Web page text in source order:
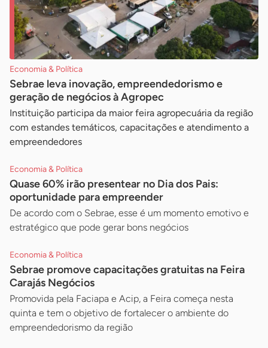
Economia & Política
Sebrae leva inovação, empreendedorismo e
geração de negócios à Agropec
Instituição participa da maior feira agropecuária da região
com estandes temáticos, capacitações e atendimento a
empreendedores
Economia & Política
Quase 60% irão presentear no Dia dos Pais:
oportunidade para empreender
De acordo com o Sebrae, esse é um momento emotivo e
estratégico que pode gerar bons negócios
Economia & Política
Sebrae promove capacitações gratuitas na Feira
Carajás Negócios
Promovida pela Faciapa e Acip, a Feira começa nesta
quinta e tem o objetivo de fortalecer o ambiente do
empreendedorismo da região